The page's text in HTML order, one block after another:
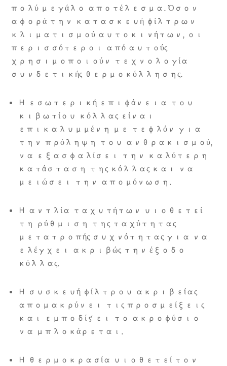
πολύ μεγάλο αποτέλεσμα. Όσον
αφορά την κατασκευή φίλτρων
κλιματισμού αυτοκινήτων, οι
περισσότεροι από αυτούς
χρησιμοποιούν τεχνολογία
συνδετικής θερμοκόλλησης.
Η εσωτερική επιφάνεια του
κιβωτίου κόλλας είναι
επικαλυμμένη με τεφλόν για
την πρόληψη του ανθρακισμού,
να εξασφαλίσει την καλύτερη
κατάσταση της κόλλας και να
μειώσει την απομόνωση.
Η αντλία ταχυτήτων υιοθετεί
τη ρύθμιση της ταχύτητας
μετατροπής συχνότητας για να
ελέγχει ακριβώς την έξοδο
κόλλας.
Η συσκευή φίλτρου ακριβείας
απομακρύνει τις προσμείξεις
και εμποδίζει το ακροφύσιο
να μπλοκάρεται.
Η θερμοκρασία υιοθετεί τον